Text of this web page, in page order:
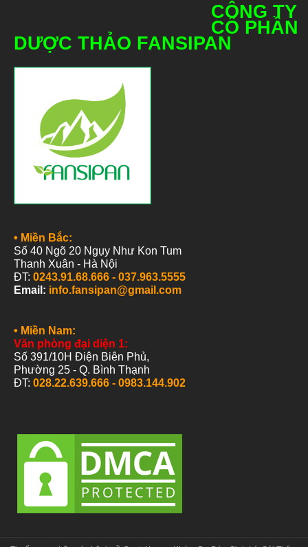
CÔNG TY
CỔ PHẦN
DƯỢC THẢO FANSIPAN
• Miền Bắc:
Số 40 Ngõ 20 Ngụy Như Kon Tum
Thanh Xuân - Hà Nội
ĐT: 0243.91.68.666 - 037.963.5555
Email: info.fansipan@gmail.com
• Miền Nam:
Văn phòng đại diện 1:
Số 391/10H Điện Biên Phủ,
Phường 25 - Q. Bình Thạnh
ĐT: 028.22.639.666 - 0983.144.902